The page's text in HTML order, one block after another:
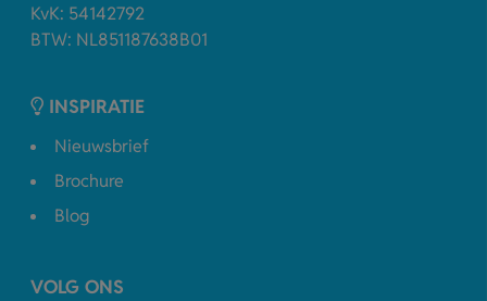
KvK: 54142792
BTW: NL851187638B01
INSPIRATIE
Nieuwsbrief
Brochure
Blog
VOLG ONS